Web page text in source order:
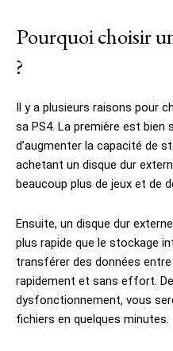
Pourquoi choisir
?
Il y a plusieurs raisons pour
sa PS4. La première est bien
d’augmenter la capacité de
achetant un disque dur
beaucoup plus de jeux et de
Ensuite, un disque dur
plus rapide que le stockage
transférer des données
rapidement et sans effort.
dysfonctionnement, vous
fichiers en quelques minutes.